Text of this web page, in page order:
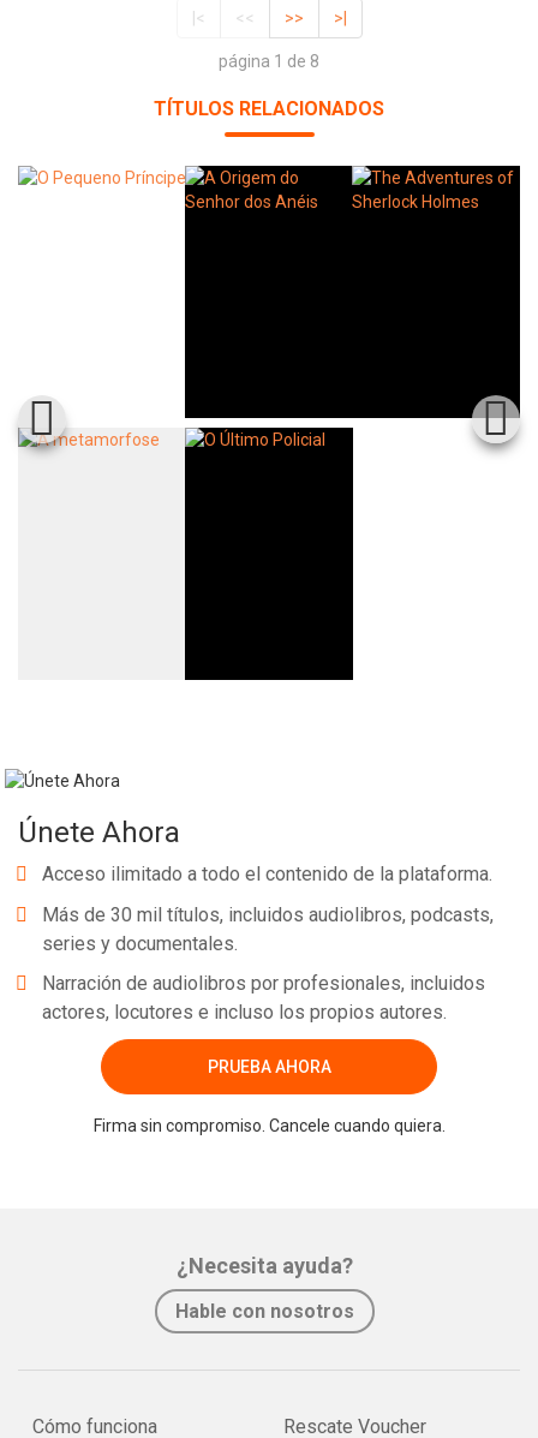
|< << >> >|
página 1 de 8
TÍTULOS RELACIONADOS
Únete Ahora
Acceso ilimitado a todo el contenido de la plataforma.
Más de 30 mil títulos, incluidos audiolibros, podcasts,
series y documentales.
Narración de audiolibros por profesionales, incluidos
actores, locutores e incluso los propios autores.
PRUEBA AHORA
Firma sin compromiso. Cancele cuando quiera.
¿Necesita ayuda?
Hable con nosotros
Cómo funciona Rescate Voucher